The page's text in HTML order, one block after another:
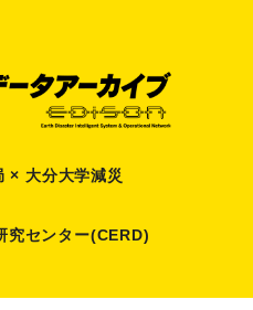
× 大分大学減災
究センター(CERD)